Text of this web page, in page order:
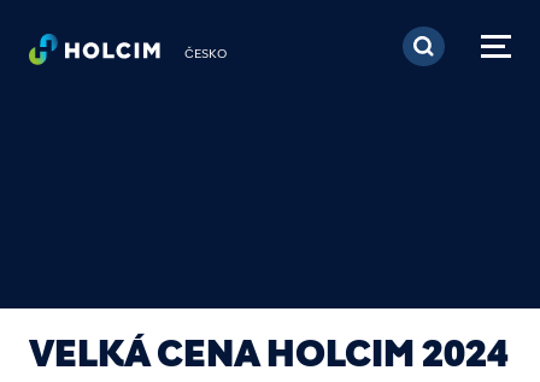
Přejít k hlavnímu
ČESKO
VELKÁ CENA HOLCIM 2024